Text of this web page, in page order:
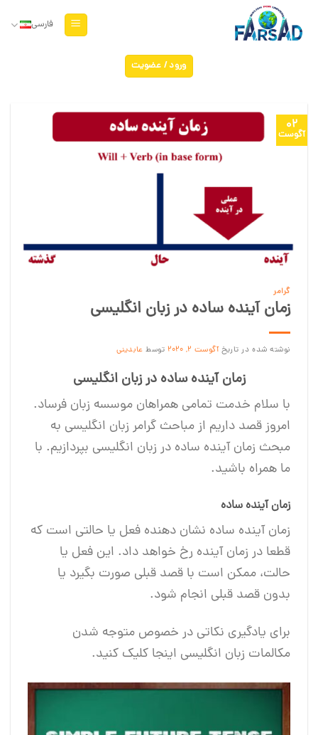
content
فارسی
ورود / عضویت
02
آگوست
گرامر
زمان آینده ساده در زبان انگلیسی
نوشته شده در تاریخآگوست 2, 2020 توسط عابدینی
زمان آینده ساده در زبان انگلیسی
با سلام خدمت تمامی همراهان موسسه زبان فرساد.
امروز قصد داریم از مباحث گرامر زبان انگلیسی به
مبحث زمان آینده ساده در زبان انگلیسی بپردازیم. با
ما همراه باشید.
زمان آینده ساده
زمان آینده ساده نشان ‌دهنده فعل یا حالتی است که
قطعا در زمان آینده رخ خواهد داد. این فعل یا
حالت، ممکن است با قصد قبلی صورت بگیرد یا
بدون قصد قبلی انجام شود.
برای یادگیری نکاتی در خصوص متوجه شدن
مکالمات زبان انگلیسی اینجا کلیک کنید.